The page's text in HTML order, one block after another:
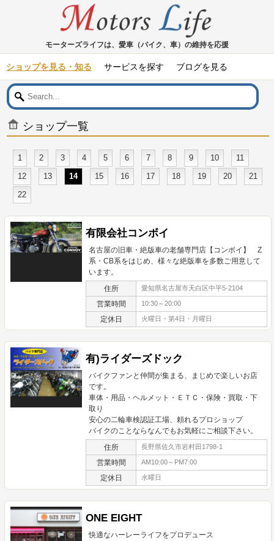
モーターズライフは、愛車（バイク、車）の維持を応援
ショップを見る・知る サービスを探す ブログを見る
ショップ一覧
1 2 3 4 5 6 7 8 9 10
11
12
13 14 15 16 17 18 19 20
21
22
有限会社コンボイ
名古屋の旧車・絶版車の老舗専門店【コンボイ】 Z
系・CB系をはじめ、様々な絶版車を多数ご用意して
います。
住所 愛知県名古屋市天白区中平5-2104
営業時間 10:30～20:00
定休日 火曜日・第4日・月曜日
有)ライダーズドック
バイクファンと仲間が集まる、まじめで楽しいお店
です。
車体・用品・ヘルメット・ＥＴＣ・保険・買取・下
取り
安心の二輪車検認証工場、頼れるプロショップ
バイクのことならなんでもお気軽にご相談下さい。
住所 長野県佐久市岩村田1798-1
営業時間 AM10:00～PM7:00
定休日 水曜日
ONE EIGHT
快適なハーレーライフをプロデュース